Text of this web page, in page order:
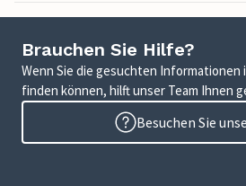
Brauchen Sie Hilfe?
Wenn Sie die gesuchten Informationen
finden können, hilft unser Team Ihnen
Besuchen Sie